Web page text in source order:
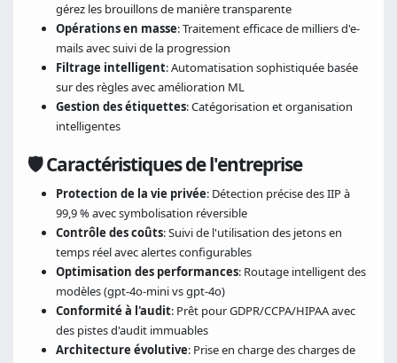
gérez les brouillons de manière transparente
Opérations en masse: Traitement efficace de milliers d'e-
mails avec suivi de la progression
Filtrage intelligent: Automatisation sophistiquée basée
sur des règles avec amélioration ML
Gestion des étiquettes: Catégorisation et organisation
intelligentes
🛡️ Caractéristiques de l'entreprise
Protection de la vie privée: Détection précise des IIP à
99,9 % avec symbolisation réversible
Contrôle des coûts: Suivi de l'utilisation des jetons en
temps réel avec alertes configurables
Optimisation des performances: Routage intelligent des
modèles (gpt-4o-mini vs gpt-4o)
Conformité à l'audit: Prêt pour GDPR/CCPA/HIPAA avec
des pistes d'audit immuables
Architecture évolutive: Prise en charge des charges de